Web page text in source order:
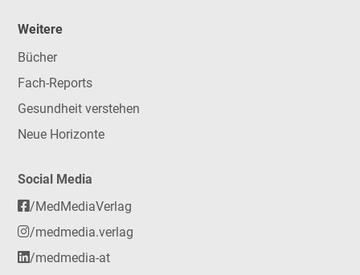
Weitere
Bücher
Fach-Reports
Gesundheit verstehen
Neue Horizonte
Social Media
/MedMediaVerlag
/medmedia.verlag
/medmedia-at